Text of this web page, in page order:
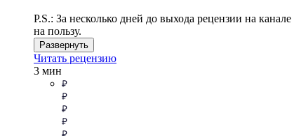
P.S.: За несколько дней до выхода рецензии на
на пользу.
Развернуть
Читать рецензию
3 мин